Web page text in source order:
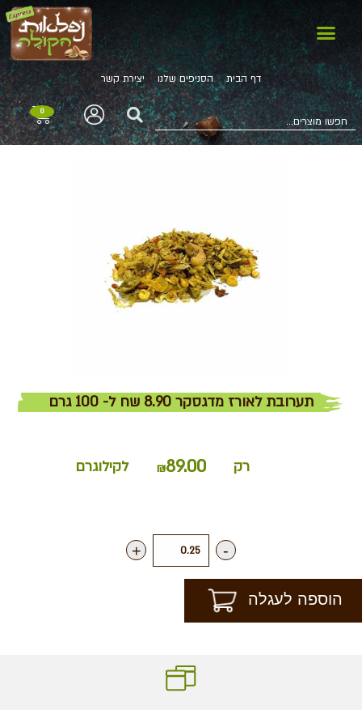
דף הבית הסניפים שלנו יצירת קשר
0
תערובת לאורז מדגסקר 8.90 שח ל- 100 גרם
רק ₪89.00 לקילוגרם
-
+
הוספה לעגלה